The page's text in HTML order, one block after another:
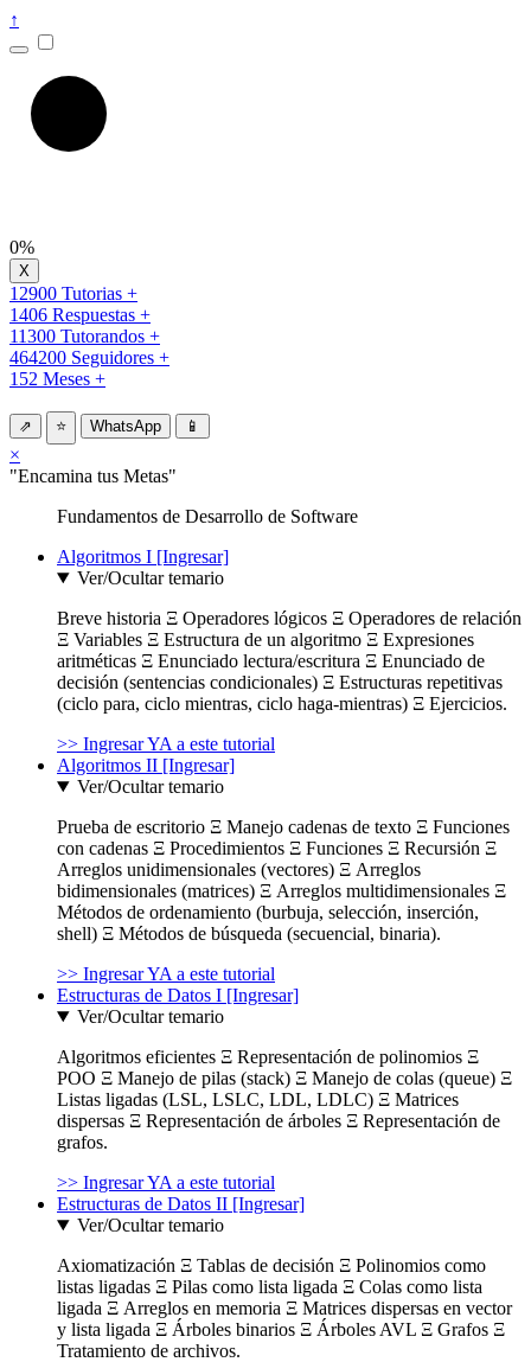
↑
0%
12900 Tutorias +
1406 Respuestas +
11300 Tutorandos +
464200 Seguidores +
152 Meses +
⇗ ⭐ WhatsApp 📱
×
"Encamina tus Metas"
Fundamentos de Desarrollo de Software
Algoritmos I [Ingresar]
Ver/Ocultar temario
Breve historia Ξ Operadores lógicos Ξ Operadores de relación
Ξ Variables Ξ Estructura de un algoritmo Ξ Expresiones
aritméticas Ξ Enunciado lectura/escritura Ξ Enunciado de
decisión (sentencias condicionales) Ξ Estructuras repetitivas
(ciclo para, ciclo mientras, ciclo haga-mientras) Ξ Ejercicios.
>> Ingresar YA a este tutorial
Algoritmos II [Ingresar]
Ver/Ocultar temario
Prueba de escritorio Ξ Manejo cadenas de texto Ξ Funciones
con cadenas Ξ Procedimientos Ξ Funciones Ξ Recursión Ξ
Arreglos unidimensionales (vectores) Ξ Arreglos
bidimensionales (matrices) Ξ Arreglos multidimensionales Ξ
Métodos de ordenamiento (burbuja, selección, inserción,
shell) Ξ Métodos de búsqueda (secuencial, binaria).
>> Ingresar YA a este tutorial
Estructuras de Datos I [Ingresar]
Ver/Ocultar temario
Algoritmos eficientes Ξ Representación de polinomios Ξ
POO Ξ Manejo de pilas (stack) Ξ Manejo de colas (queue) Ξ
Listas ligadas (LSL, LSLC, LDL, LDLC) Ξ Matrices
dispersas Ξ Representación de árboles Ξ Representación de
grafos.
>> Ingresar YA a este tutorial
Estructuras de Datos II [Ingresar]
Ver/Ocultar temario
Axiomatización Ξ Tablas de decisión Ξ Polinomios como
listas ligadas Ξ Pilas como lista ligada Ξ Colas como lista
ligada Ξ Arreglos en memoria Ξ Matrices dispersas en vector
y lista ligada Ξ Árboles binarios Ξ Árboles AVL Ξ Grafos Ξ
Tratamiento de archivos.